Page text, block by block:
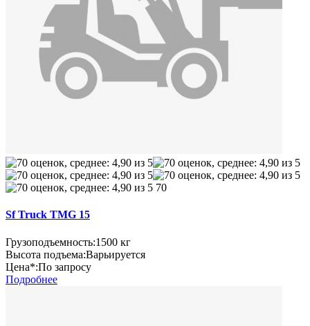
70
Sf Truck TMG 15
Грузоподъемность:1500 кг
Высота подъема:Варьируется
Цена*:По запросу
Подробнее